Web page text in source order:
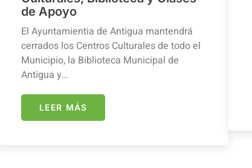
de Apoyo
El Ayuntamientia de Antigua mantendrá
cerrados los Centros Culturales de todo el
Municipio, la Biblioteca Municipal de
Antigua y…
LEER MÁS